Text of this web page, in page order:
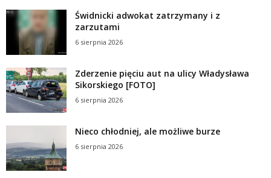
Świdnicki adwokat zatrzymany i z
zarzutami
6 sierpnia 2026
Zderzenie pięciu aut na ulicy Władysława
Sikorskiego [FOTO]
6 sierpnia 2026
Nieco chłodniej, ale możliwe burze
6 sierpnia 2026